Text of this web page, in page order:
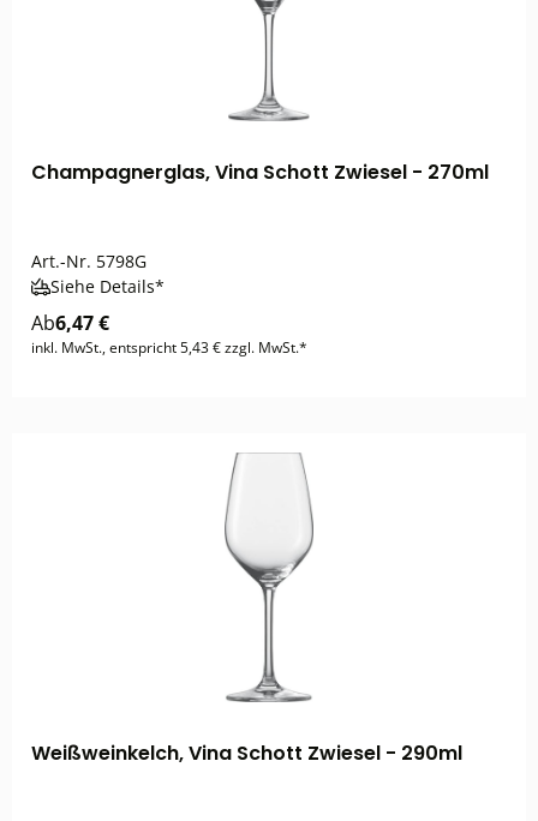
Champagnerglas, Vina Schott Zwiesel - 270ml
Art.-Nr. 5798G
Siehe Details*
Ab6,47 €
inkl. MwSt., entspricht 5,43 € zzgl. MwSt.*
Weißweinkelch, Vina Schott Zwiesel - 290ml